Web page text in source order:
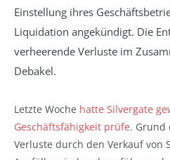
Einstellung ihres
Liquidation angekündigt. Die
verheerende Verluste im
Debakel.
Letzte Woche hatte Silvergate
Geschäftsfähigkeit prüfe. Grund
Verluste durch den Verkauf von